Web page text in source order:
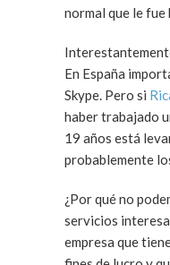
normal que le fue
En España
Skype. Pero si
haber trabajado
19 años está
probablemente
¿Por qué no
servicios
empresa que